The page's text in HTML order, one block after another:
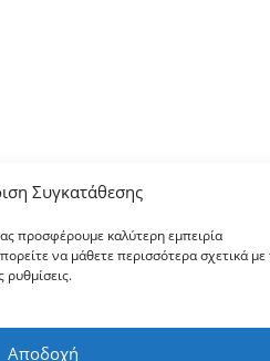
Συγκατάθεσης
προσφέρουμε καλύτερη εμπειρία
να μάθετε περισσότερα σχετικά με
Αποδοχή